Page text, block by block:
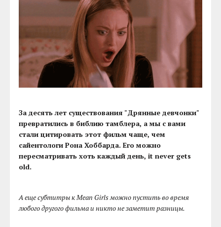
За десять лет существования "Дрянные девчонки"
превратились в библию тамблера, а мы с вами
стали цитировать этот фильм чаще, чем
сайентологи Рона Хоббарда. Его можно
пересматривать хоть каждый день, it never gets
old.
А еще субтитры к Mean Girls можно пустить во время
любого другого фильма и никто не заметит разницы.